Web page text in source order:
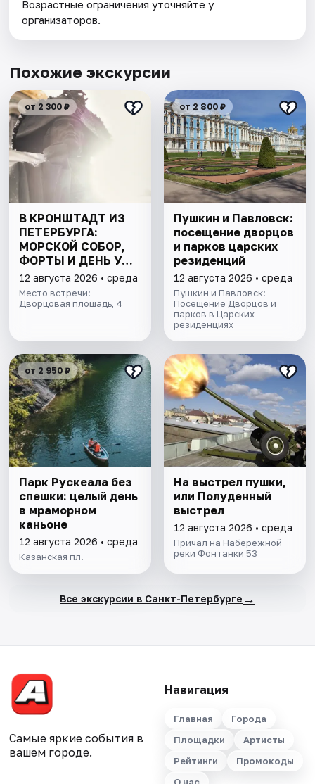
Возрастные ограничения уточняйте у
организаторов.
Похожие экскурсии
от 2 300 ₽
В КРОНШТАДТ ИЗ
ПЕТЕРБУРГА:
МОРСКОЙ СОБОР,
ФОРТЫ И ДЕНЬ У
ФИНСКОГО ЗАЛИВА.
ВСЁ ВКЛЮЧЕНО
12 августа 2026 • среда
Место встречи:
Дворцовая площадь, 4
от 2 800 ₽
Пушкин и Павловск:
посещение дворцов
и парков царских
резиденций
12 августа 2026 • среда
Пушкин и Павловск:
Посещение Дворцов и
парков в Царских
резиденциях
от 2 950 ₽
Парк Рускеала без
спешки: целый день
в мраморном
каньоне
12 августа 2026 • среда
Казанская пл.
На выстрел пушки,
или Полуденный
выстрел
12 августа 2026 • среда
Причал на Набережной
реки Фонтанки 53
Все экскурсии в Санкт-Петербурге →
Самые яркие события в
вашем городе.
Навигация
Главная
Города
Площадки
Артисты
Рейтинги
Промокоды